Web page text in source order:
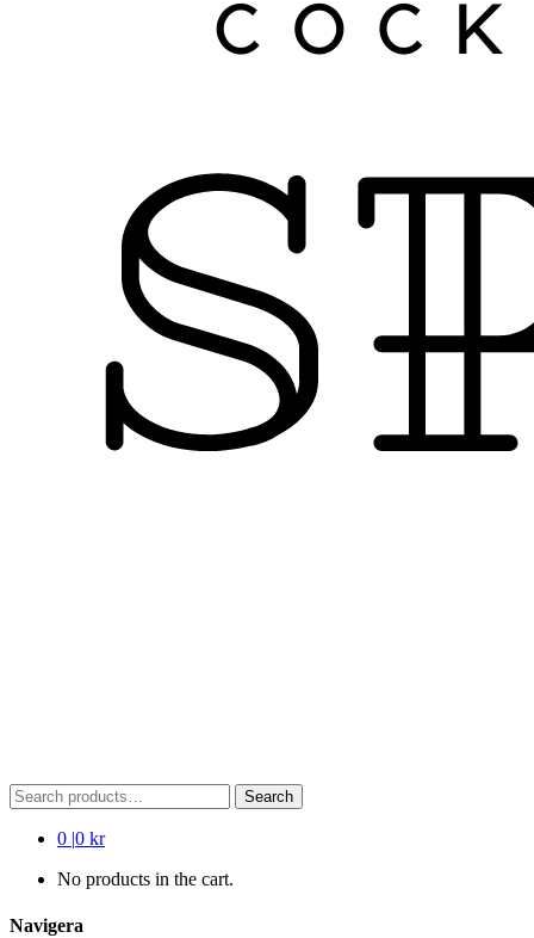
Search
for:
Search
0 |0 kr
No products in the cart.
Navigera